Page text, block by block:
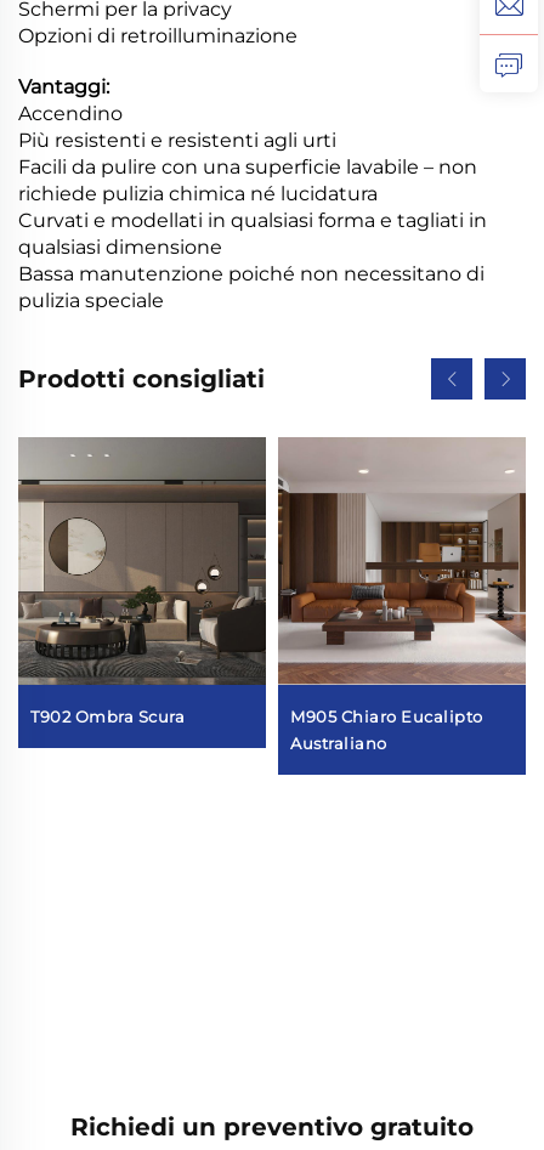
Schermi per la privacy
Opzioni di retroilluminazione
Vantaggi:
Accendino
Più resistenti e resistenti agli urti
Facili da pulire con una superficie lavabile – non
richiede pulizia chimica né lucidatura
Curvati e modellati in qualsiasi forma e tagliati in
qualsiasi dimensione
Bassa manutenzione poiché non necessitano di
pulizia speciale
Prodotti consigliati
T902 Ombra Scura
M905 Chiaro Eucalipto
Australiano
Richiedi un preventivo gratuito